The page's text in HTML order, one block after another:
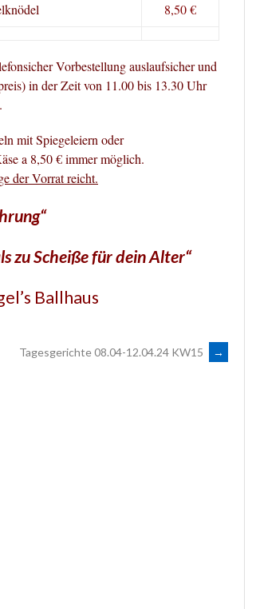
8,50 €
Vorbestellung auslaufsicher und
in der Zeit von 11.00 bis 13.30 Uhr
mit Spiegeleiern oder
a 8,50 € immer möglich.
der Vorrat reicht.
zu Scheiße für dein Alter“
Ballhaus
Tagesgerichte 08.04-12.04.24 KW15 →